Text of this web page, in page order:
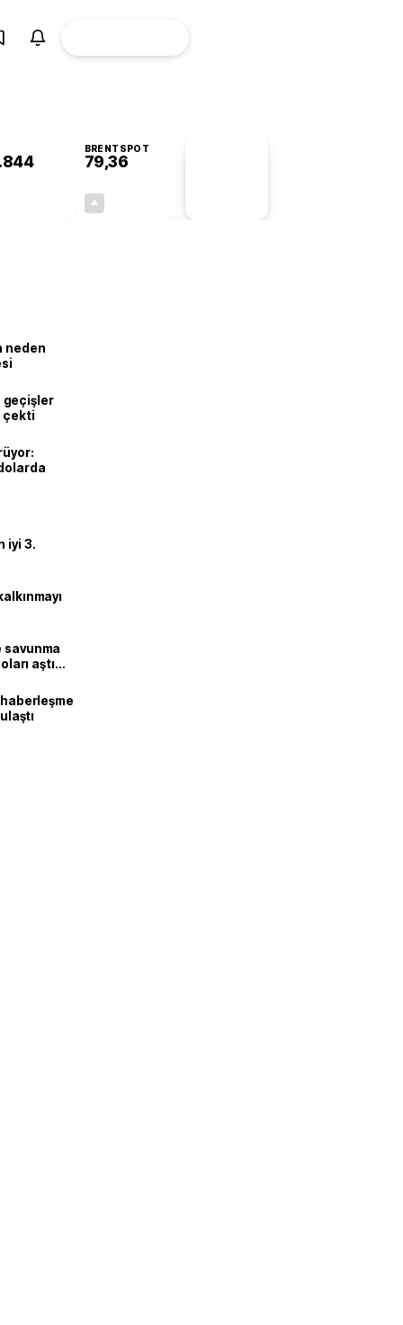
BRENTSPOT
79,36
neden
geçişler
çekti
iyi 3.
savunma
aştı